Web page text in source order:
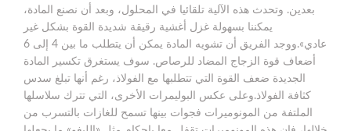
بعدين. وتحدث هذه الآلية تلقائيا في المحلول، وبعد أن نصنع المادة،
يمكننا بسهولة غزل أغشية رقيقة شديدة القوة بشكل غير
عادي».ووجد الفريق أن تشويه المادة يمكن أن يتطلب ما بين 4 إلى 6
أضعاف قوة الزجاج المضاد للرصاص. سوف يستغرق تكسير المادة
الجديدة ضعف القوة التي تتطلبها مع الفولاذ، رغم أنها تبلغ سدس
كثافة الفولاذ.وعلى عكس البوليمرات الأخرى، التي تترك سلاسلها
الملتفة من المونوميرات فجوات بينها تسمح للغازات بالتسرب من